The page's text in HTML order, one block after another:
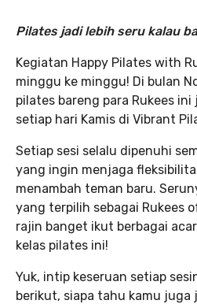
Pilates jadi lebih seru kalau
Kegiatan Happy Pilates with
minggu ke minggu! Di bulan
pilates bareng para Rukees
setiap hari Kamis di Vibrant
Setiap sesi selalu dipenuhi
yang ingin menjaga
menambah teman baru.
yang terpilih sebagai Rukees
rajin banget ikut berbagai
kelas pilates ini!
Yuk, intip keseruan setiap
berikut, siapa tahu kamu